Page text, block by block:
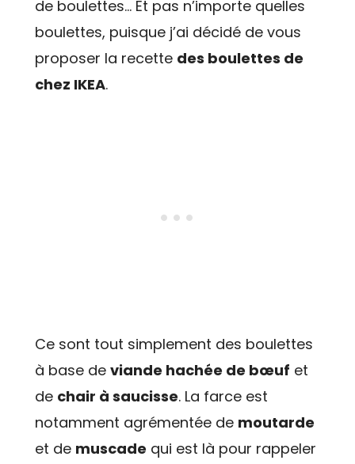
de boulettes… Et pas n’importe quelles
boulettes, puisque j’ai décidé de vous
proposer la recette des boulettes de
chez IKEA.
Ce sont tout simplement des boulettes
à base de viande hachée de bœuf et
de chair à saucisse. La farce est
notamment agrémentée de moutarde
et de muscade qui est là pour rappeler